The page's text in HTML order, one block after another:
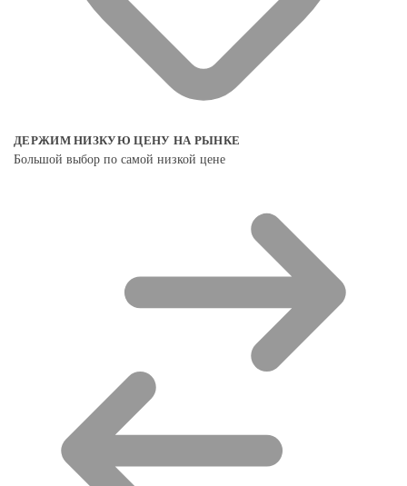
ДЕРЖИМ НИЗКУЮ ЦЕНУ НА РЫНКЕ
Большой выбор по самой низкой цене